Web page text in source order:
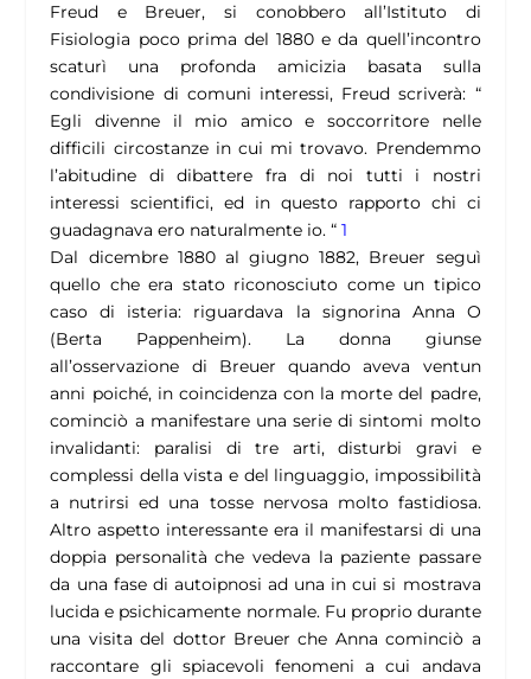
Freud e Breuer, si conobbero all’Istituto di
Fisiologia poco prima del 1880 e da quell’incontro
scaturì una profonda amicizia basata sulla
condivisione di comuni interessi, Freud scriverà: “
Egli divenne il mio amico e soccorritore nelle
difficili circostanze in cui mi trovavo. Prendemmo
l’abitudine di dibattere fra di noi tutti i nostri
interessi scientifici, ed in questo rapporto chi ci
guadagnava ero naturalmente io. “ 1
Dal dicembre 1880 al giugno 1882, Breuer seguì
quello che era stato riconosciuto come un tipico
caso di isteria: riguardava la signorina Anna O
(Berta Pappenheim). La donna giunse
all’osservazione di Breuer quando aveva ventun
anni poiché, in coincidenza con la morte del padre,
cominciò a manifestare una serie di sintomi molto
invalidanti: paralisi di tre arti, disturbi gravi e
complessi della vista e del linguaggio, impossibilità
a nutrirsi ed una tosse nervosa molto fastidiosa.
Altro aspetto interessante era il manifestarsi di una
doppia personalità che vedeva la paziente passare
da una fase di autoipnosi ad una in cui si mostrava
lucida e psichicamente normale. Fu proprio durante
una visita del dottor Breuer che Anna cominciò a
raccontare gli spiacevoli fenomeni a cui andava